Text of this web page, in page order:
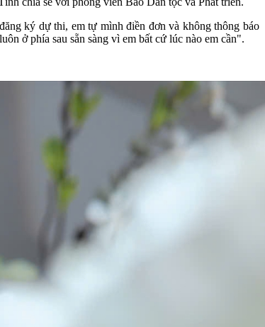
ký dự thi, em tự mình điền đơn và không thông báo
ở phía sau sẵn sàng vì em bất cứ lúc nào em cần".